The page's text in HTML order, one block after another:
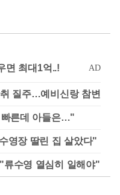
질주…예비신랑 참변
빠른데 아들은…"
영장 딸린 집 살았다"
수영 열심히 일해야"